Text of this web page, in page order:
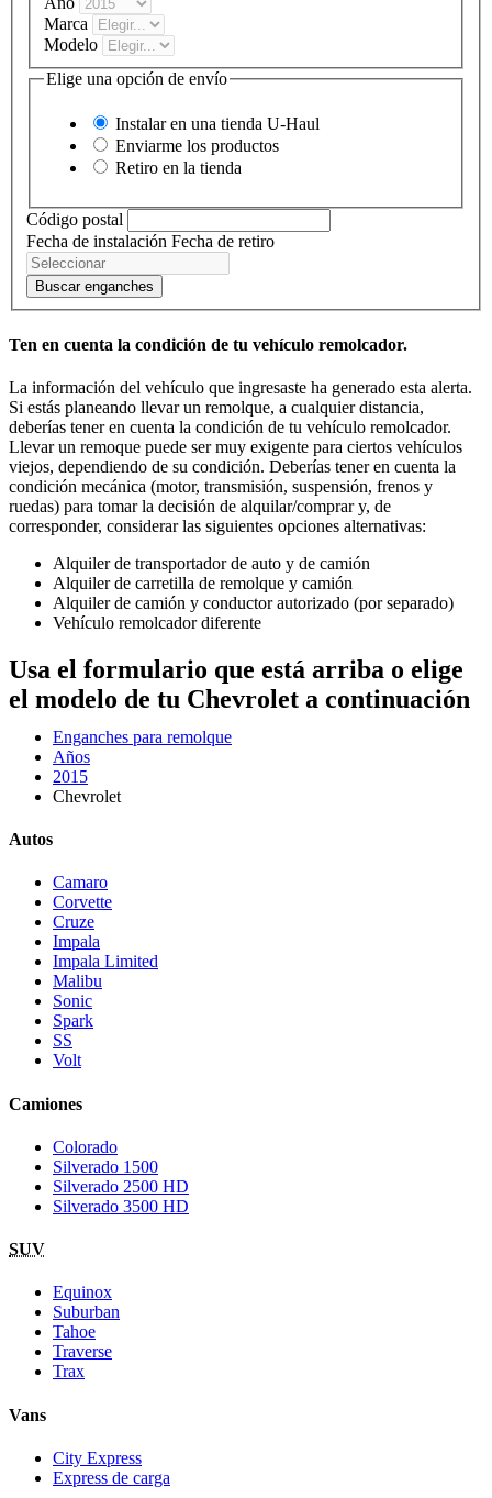
Marca
Modelo
Elige una opción de envío
Instalar en una tienda U-Haul
Enviarme los productos
Retiro en la tienda
Código postal
Fecha de instalación Fecha de retiro
Buscar enganches
Ten en cuenta la condición de tu vehículo remolcador.
La información del vehículo que ingresaste ha generado esta alerta.
Si estás planeando llevar un remolque, a cualquier distancia,
deberías tener en cuenta la condición de tu vehículo remolcador.
Llevar un remoque puede ser muy exigente para ciertos vehículos
viejos, dependiendo de su condición. Deberías tener en cuenta la
condición mecánica (motor, transmisión, suspensión, frenos y
ruedas) para tomar la decisión de alquilar/comprar y, de
corresponder, considerar las siguientes opciones alternativas:
Alquiler de transportador de auto y de camión
Alquiler de carretilla de remolque y camión
Alquiler de camión y conductor autorizado (por separado)
Vehículo remolcador diferente
Usa el formulario que está arriba o elige
el modelo de tu Chevrolet a continuación
Enganches para remolque
Años
2015
Chevrolet
Autos
Camaro
Corvette
Cruze
Impala
Impala Limited
Malibu
Sonic
Spark
SS
Volt
Camiones
Colorado
Silverado 1500
Silverado 2500 HD
Silverado 3500 HD
SUV
Equinox
Suburban
Tahoe
Traverse
Trax
Vans
City Express
Express de carga